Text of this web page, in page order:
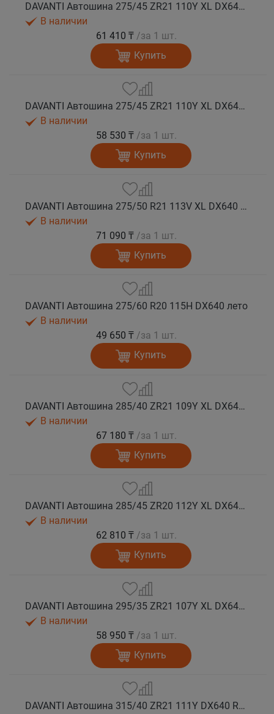
DAVANTI Автошина 275/45 ZR21 110Y XL DX640 RPR лето (Таиланд)
В наличии
61 410 ₸ /за 1 шт.
Купить
DAVANTI Автошина 275/45 ZR21 110Y XL DX640 RPR лето
В наличии
58 530 ₸ /за 1 шт.
Купить
DAVANTI Автошина 275/50 R21 113V XL DX640 RPR лето
В наличии
71 090 ₸ /за 1 шт.
Купить
DAVANTI Автошина 275/60 R20 115H DX640 лето
В наличии
49 650 ₸ /за 1 шт.
Купить
DAVANTI Автошина 285/40 ZR21 109Y XL DX640 RPR лето (Таиланд)
В наличии
67 180 ₸ /за 1 шт.
Купить
DAVANTI Автошина 285/45 ZR20 112Y XL DX640 RPR лето (Таиланд)
В наличии
62 810 ₸ /за 1 шт.
Купить
DAVANTI Автошина 295/35 ZR21 107Y XL DX640 RPR лето
В наличии
58 950 ₸ /за 1 шт.
Купить
DAVANTI Автошина 315/40 ZR21 111Y DX640 RPR лето